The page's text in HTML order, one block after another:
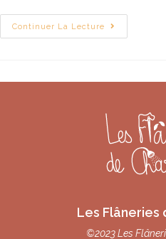
Continuer La Lecture
Les Flâneries
©2023 Les